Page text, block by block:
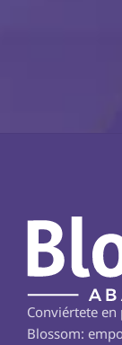
Conviértete
Blossom: